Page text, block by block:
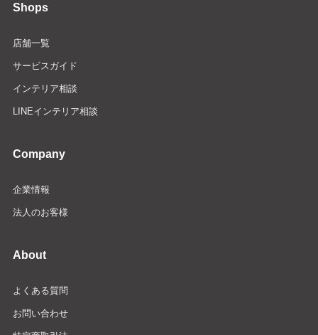
Shops
店舗一覧
サービスガイド
インテリア相談
LINEインテリア相談
Company
企業情報
法人のお客様
About
よくある質問
お問い合わせ